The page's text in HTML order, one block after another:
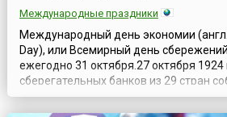
Международные праздники
Международный день экономии
Day), или Всемирный день
ежегодно 31 октября.27 октября 1924
сберегательных банков из 29 стран
итальянском Милане на свой
конгресс сберегательных банков